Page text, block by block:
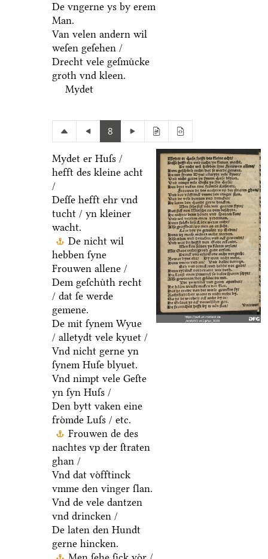
De vngerne ys by erem
Man.
Van velen andern wil
weſen geſehen /
Drecht vele geſmuͤcke
groth vnd kleen.
Mydet
8
Mydet er Huſs /
hefft des kleine acht
/
Deſſe hefft ehr vnd
tucht / yn kleiner
wacht.
De nicht wil
hebben ſyne
Frouwen allene /
Dem geſchuͤth recht
/ dat ſe werde
gemene.
De mit ſynem Wyue
/ alletydt vele kyuet /
Vnd nicht gerne yn
ſynem Huſe blyuet.
Vnd nimpt vele Geſte
yn ſyn Huſs /
Den bytt vaken eine
froͤmde Luſs / etc.
Frouwen de des
nachtes vp der ſtraten
ghan /
Vnd dat voͤfftinck
vmme den vinger ſlan.
Vnd de vele dantzen
vnd drincken /
De laten den Hundt
gerne hincken.